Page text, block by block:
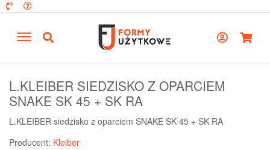
L.KLEIBER SIEDZISKO Z OPARCIEM
SNAKE SK 45 + SK RA
L.KLEIBER siedzisko z oparciem SNAKE SK 45 + SK RA
Producent: Kleiber